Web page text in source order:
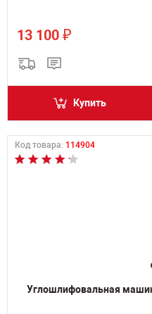
13 100 ₽
Купить
Код товара: 114904
Углошлифовальная